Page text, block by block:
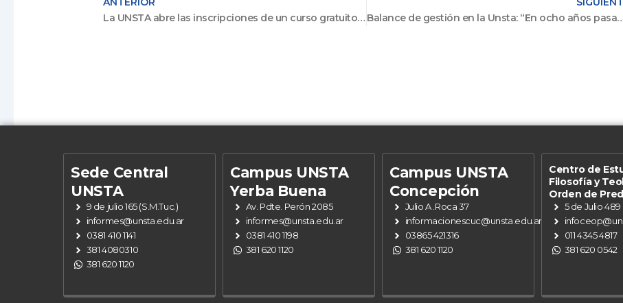
La UNSTA abre las inscripciones de un curso gratuito de locución para todo público
Balance de gestión en la Unsta: “En ocho
Sede Central
UNSTA
9 de julio 165 (S.M.Tuc.)
informes@unsta.edu.ar
0381 410 1141
381 4080310
381 620 1120
Campus UNSTA
Yerba Buena
Av. Pdte. Perón 2085
informes@unsta.edu.ar
0381 410 1198
381 620 1120
Campus UNSTA
Concepción
Julio A .Roca 37
informacionescuc@unsta.edu.ar
03865 421316
381 620 1120
Centro de
Filosofía y
Orden de
5 de Julio 489
011 4345 4817
381 620 0542